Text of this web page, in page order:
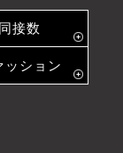
同接数
ッション